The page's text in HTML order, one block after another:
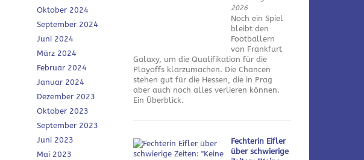
Oktober 2024
September 2024
Juni 2024
März 2024
Februar 2024
Januar 2024
Dezember 2023
Oktober 2023
September 2023
Juni 2023
Mai 2023
2026
Noch ein Spiel
bleibt den
Footballern
von Frankfurt
Galaxy, um die Qualifikation für die
Playoffs klarzumachen. Die Chancen
stehen gut für die Hessen, die in Prag
aber auch noch alles verlieren können.
Ein Überblick.
Fechterin Eifler
über schwierige